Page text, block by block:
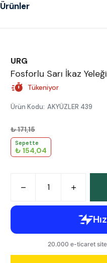
Ürünler
URG
Fosforlu Sarı İkaz Yeleği
Tükeniyor
Ürün Kodu: AKYÜZLER 439
₺ 171,15
Sepette
₺ 154,04